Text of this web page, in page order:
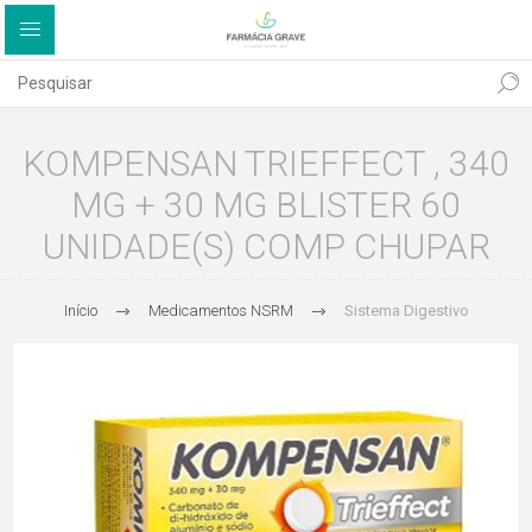
KOMPENSAN TRIEFFECT , 340
MG + 30 MG BLISTER 60
UNIDADE(S) COMP CHUPAR
Início Medicamentos NSRM Sistema Digestivo